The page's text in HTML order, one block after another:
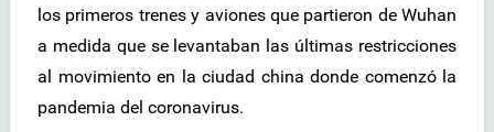
los primeros trenes y aviones que partieron de Wuhan
a medida que se levantaban las últimas restricciones
al movimiento en la ciudad china donde comenzó la
pandemia del coronavirus.